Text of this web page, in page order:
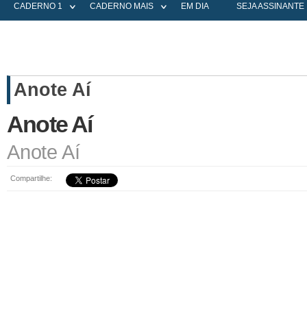
CADERNO 1 CADERNO MAIS EM DIA SEJA ASSINANTE
Anote Aí
Anote Aí
Anote Aí
Compartilhe: